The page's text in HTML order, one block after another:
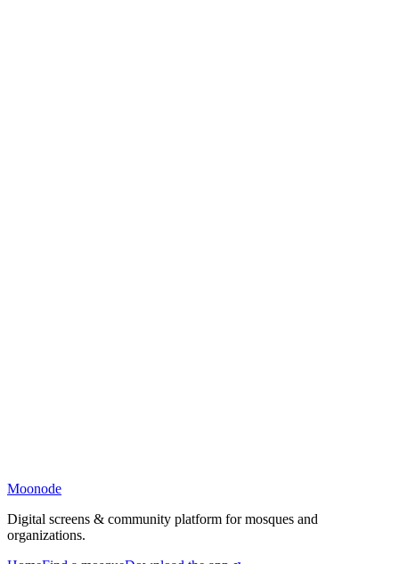
Moonode
Digital screens & community platform for mosques and
organizations.